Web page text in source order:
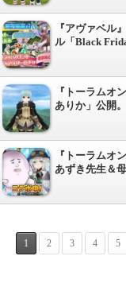
『アヴァベル
ル「Black
『トーラムオ
ありか」公開
『トーラムオ
あずき先生＆
1 2 3 4 5